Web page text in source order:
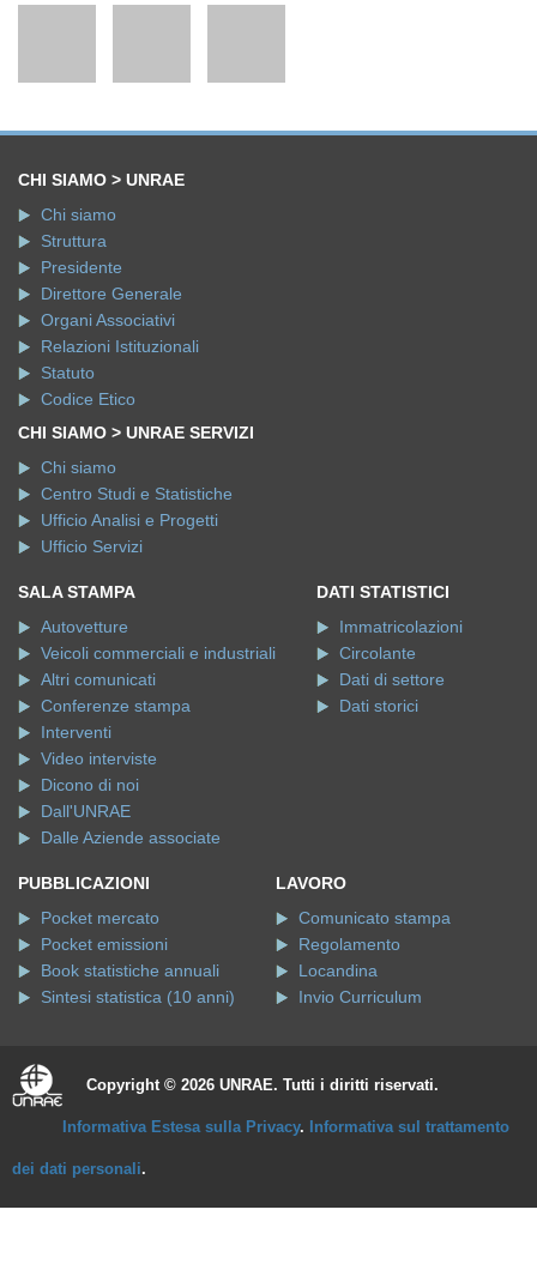
CHI SIAMO > UNRAE
Chi siamo
Struttura
Presidente
Direttore Generale
Organi Associativi
Relazioni Istituzionali
Statuto
Codice Etico
CHI SIAMO > UNRAE SERVIZI
Chi siamo
Centro Studi e Statistiche
Ufficio Analisi e Progetti
Ufficio Servizi
SALA STAMPA
Autovetture
Veicoli commerciali e industriali
Altri comunicati
Conferenze stampa
Interventi
Video interviste
Dicono di noi
Dall'UNRAE
Dalle Aziende associate
DATI STATISTICI
Immatricolazioni
Circolante
Dati di settore
Dati storici
PUBBLICAZIONI
Pocket mercato
Pocket emissioni
Book statistiche annuali
Sintesi statistica (10 anni)
LAVORO
Comunicato stampa
Regolamento
Locandina
Invio Curriculum
Copyright © 2026 UNRAE. Tutti i diritti riservati.
Informativa Estesa sulla Privacy. Informativa sul trattamento
dei dati personali.